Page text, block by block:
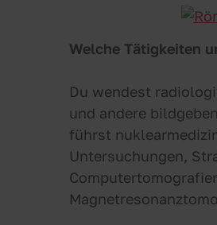
Welche Tätigkeiten
Du wendest
und andere
führst
Untersuchungen,